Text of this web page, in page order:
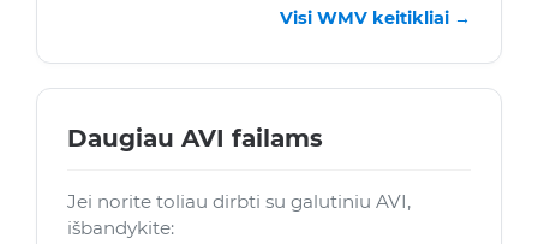
Visi WMV keitikliai →
Daugiau AVI failams
Jei norite toliau dirbti su galutiniu AVI,
išbandykite: